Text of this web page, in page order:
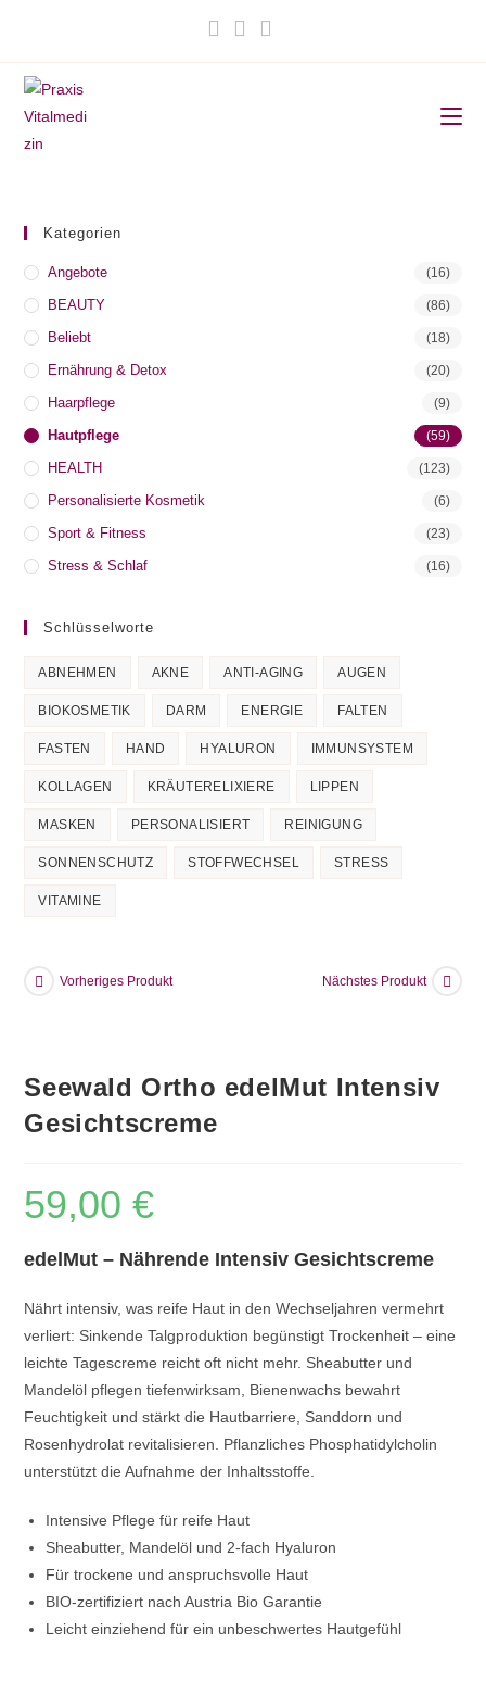
Kategorien
Angebote (16)
BEAUTY (86)
Beliebt (18)
Ernährung & Detox (20)
Haarpflege (9)
Hautpflege (59)
HEALTH (123)
Personalisierte Kosmetik (6)
Sport & Fitness (23)
Stress & Schlaf (16)
Schlüsselworte
ABNEHMEN AKNE ANTI-AGING AUGEN
BIOKOSMETIK DARM ENERGIE FALTEN
FASTEN HAND HYALURON IMMUNSYSTEM
KOLLAGEN KRÄUTERELIXIERE LIPPEN
MASKEN PERSONALISIERT REINIGUNG
SONNENSCHUTZ STOFFWECHSEL STRESS
VITAMINE
Vorheriges Produkt Nächstes Produkt
Seewald Ortho edelMut Intensiv
Gesichtscreme
59,00€
edelMut – Nährende Intensiv Gesichtscreme
Nährt intensiv, was reife Haut in den Wechseljahren vermehrt
verliert: Sinkende Talgproduktion begünstigt Trockenheit – eine
leichte Tagescreme reicht oft nicht mehr. Sheabutter und
Mandelöl pflegen tiefenwirksam, Bienenwachs bewahrt
Feuchtigkeit und stärkt die Hautbarriere, Sanddorn und
Rosenhydrolat revitalisieren. Pflanzliches Phosphatidylcholin
unterstützt die Aufnahme der Inhaltsstoffe.
Intensive Pflege für reife Haut
Sheabutter, Mandelöl und 2-fach Hyaluron
Für trockene und anspruchsvolle Haut
BIO-zertifiziert nach Austria Bio Garantie
Leicht einziehend für ein unbeschwertes Hautgefühl